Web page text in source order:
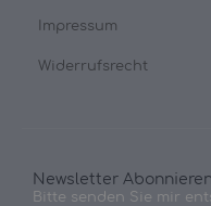
Impressum
Widerrufsrecht
Newsletter Abonnieren
Bitte senden Sie mir